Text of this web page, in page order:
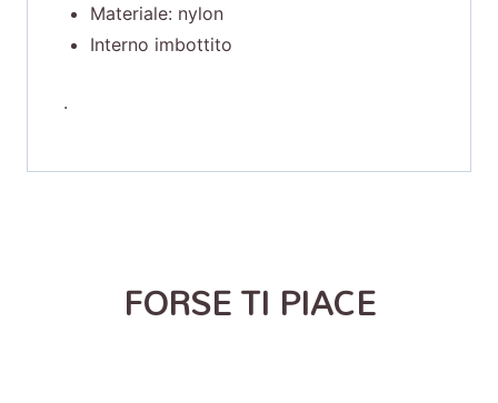
Materiale: nylon
Interno imbottito
.
FORSE TI PIACE